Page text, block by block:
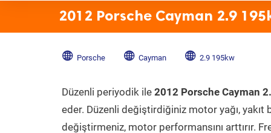
2012 Porsche Cayman 2.9
Porsche Cayman 2.9 195kw
Düzenli periyodik ile 2012 Porsche Cayman
eder. Düzenli değiştirdiğiniz motor yağı,
değiştirmeniz, motor performansını arttırır.